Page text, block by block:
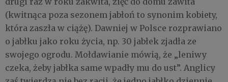
(kwitnąca poza sezonem jabłoń to synonim kobiety,
która zaszła w ciążę). Dawniej w Polsce rozprawiano
o jabłku jako roku życia, np. 30 jabłek zjadła ze
swojego ogrodu. Mołdawianie mówią, że „leniwy
czeka, żeby jabłka same wpadły mu do ust”. Anglicy